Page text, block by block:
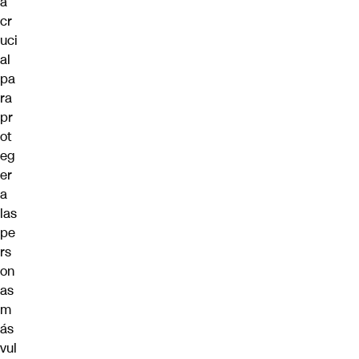
cr
uci
al
pa
ra
pr
ot
eg
er
a
las
pe
rs
on
as
m
ás
vul